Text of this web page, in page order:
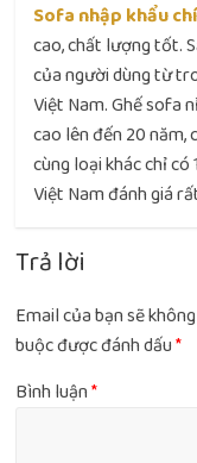
Sofa nhập khẩu
cao, chất lượng tốt.
của người dùng từ
Việt Nam. Ghế sofa
cao lên đến 20 năm,
cùng loại khác chỉ
Việt Nam đánh giá
Trả lời
Email của bạn sẽ
buộc được đánh dấu*
Bình luận*